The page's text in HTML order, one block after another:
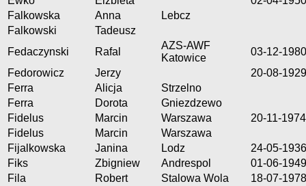
Falkowska
Anna
Lebcz
Falkowski
Tadeusz
Fedaczynski
Rafal
AZS-AWF
Katowice
03-12-1980
Fedorowicz
Jerzy
20-08-1929
Ferra
Alicja
Strzelno
Ferra
Dorota
Gniezdzewo
Fidelus
Marcin Warszawa
20-11-1974
Fidelus
Marcin
Warszawa
Fijalkowska
Janina Lodz
24-05-1936
Fiks
Zbigniew Andrespol
01-06-1949
Fila
Robert Stalowa Wola
18-07-1978